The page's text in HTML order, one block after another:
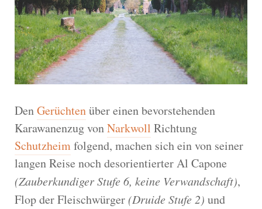
DenGerüchtenüber einen bevorstehenden
Karawanenzug vonNarkwoll Richtung
Schutzheimfolgend, machen sich ein von seiner
langen Reise noch desorientierter Al Capone
(Zauberkundiger Stufe 6, keine Verwandschaft),
Flop der Fleischwürger (Druide Stufe 2) und